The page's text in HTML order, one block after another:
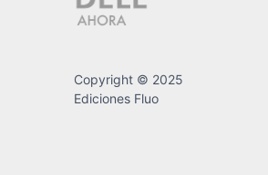
Copyright © 2025
Ediciones Fluo